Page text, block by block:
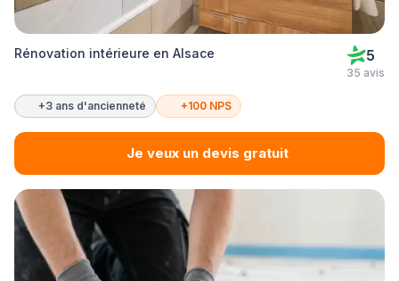
Rénovation intérieure en Alsace 5
35 avis
+3 ans d'ancienneté +100 NPS
Je veux un devis gratuit